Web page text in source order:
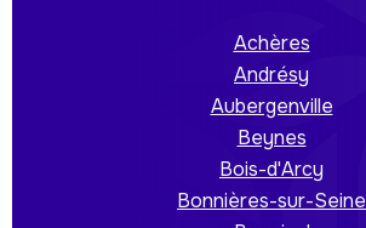
Achères
Andrésy
Aubergenville
Beynes
Bois-d'Arcy
Bonnières-sur-Seine